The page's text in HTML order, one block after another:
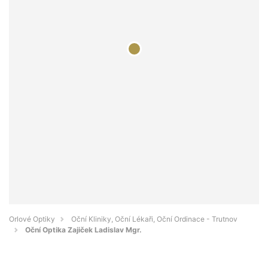
Orlové Optiky
Oční Kliniky, Oční Lékaři, Oční Ordinace - Trutnov
Oční Optika Zajiček Ladislav Mgr.